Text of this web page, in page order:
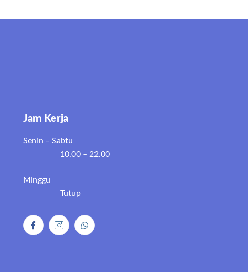
Jam Kerja
Senin – Sabtu
10.00 – 22.00
Minggu
Tutup